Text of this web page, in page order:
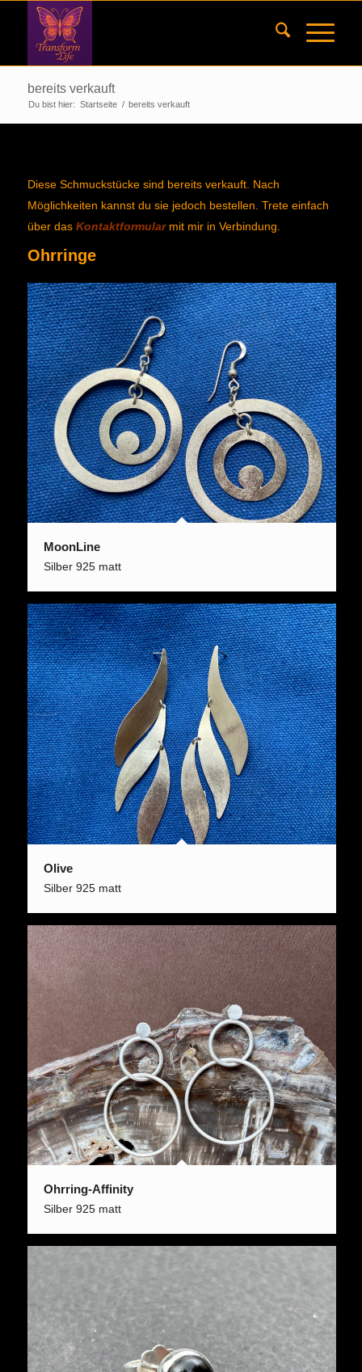
bereits verkauft
Du bist hier: Startseite / bereits verkauft
Diese Schmuckstücke sind bereits verkauft. Nach
Möglichkeiten kannst du sie jedoch bestellen. Trete einfach
über das Kontaktformular mit mir in Verbindung.
Ohrringe
MoonLine
Silber 925 matt
Olive
Silber 925 matt
Ohrring-Affinity
Silber 925 matt